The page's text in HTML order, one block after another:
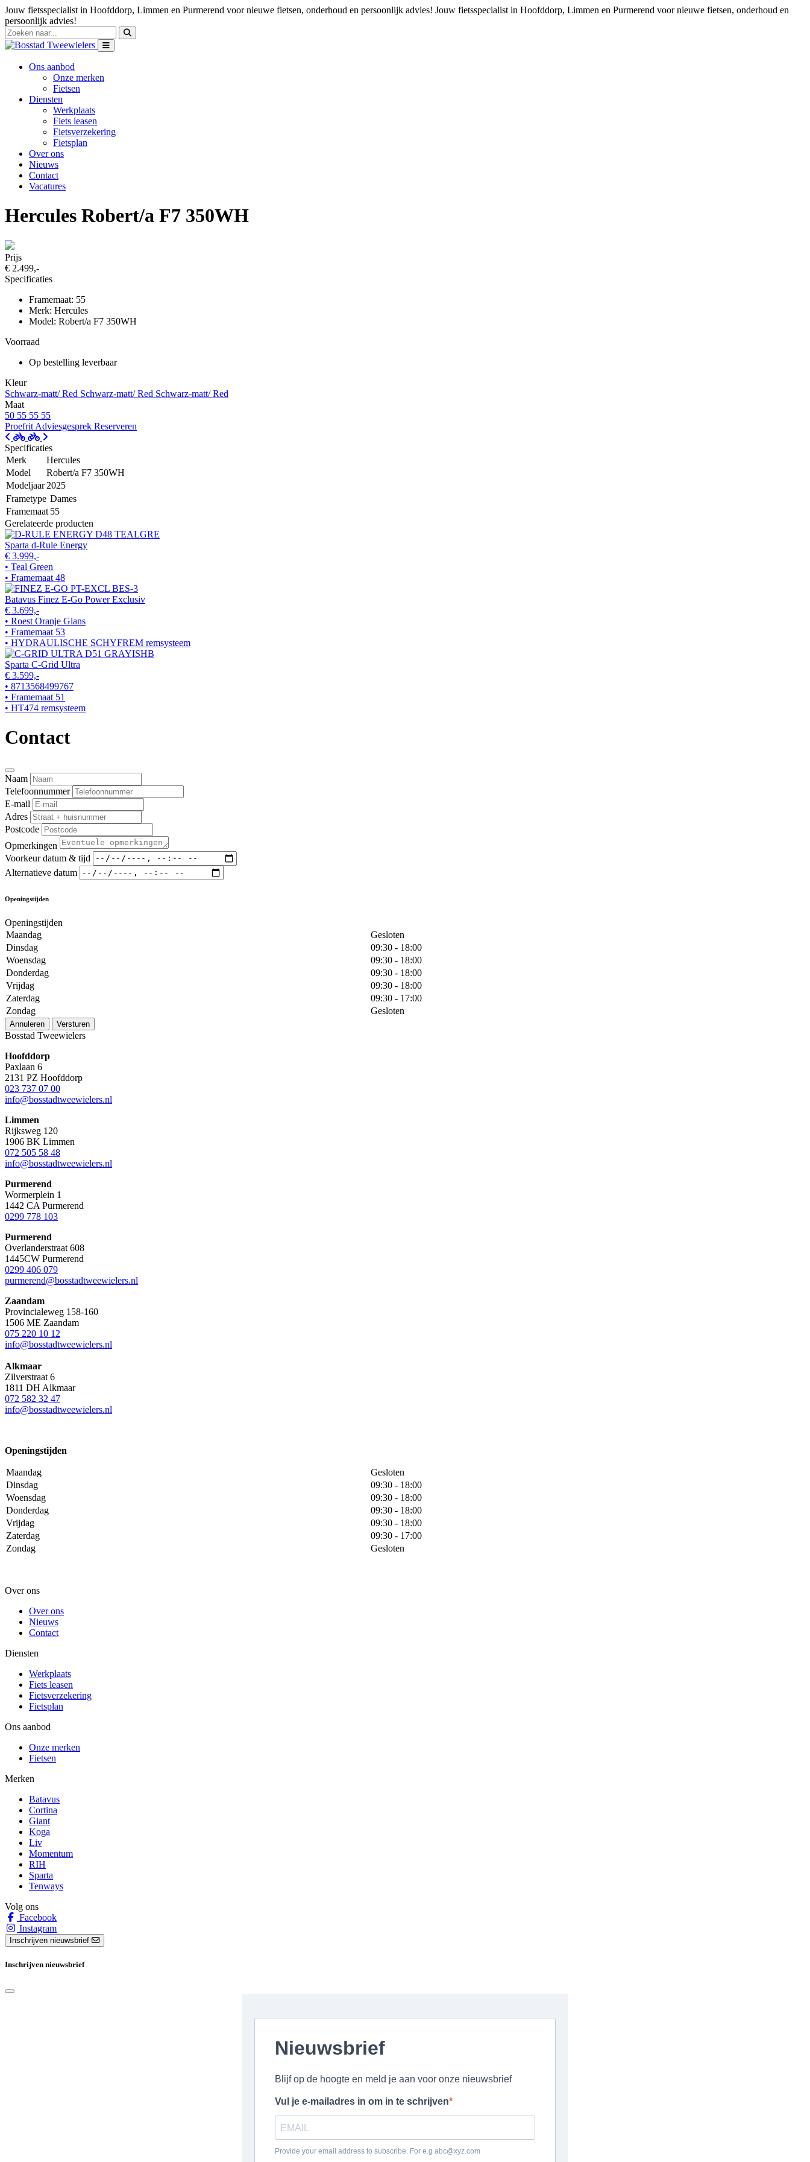
Jouw fietsspecialist in Hoofddorp, Limmen en Purmerend voor nieuwe fietsen, onderhoud en persoonlijk advies! Jouw fietsspecialist in Hoofddorp, Limmen en Purmerend voor nieuwe fietsen, onderhoud en
persoonlijk advies!
Ons aanbod
Onze merken
Fietsen
Diensten
Werkplaats
Fiets leasen
Fietsverzekering
Fietsplan
Over ons
Nieuws
Contact
Vacatures
Hercules Robert/a F7 350WH
Prijs
€ 2.499,-
Specificaties
Framemaat: 55
Merk: Hercules
Model: Robert/a F7 350WH
Voorraad
Op bestelling leverbaar
Kleur
Schwarz-matt/ Red Schwarz-matt/ Red Schwarz-matt/ Red
Maat
50 55 55 55
Proefrit Adviesgesprek Reserveren
Specificaties
Merk
Hercules
Model
Robert/a F7 350WH
Modeljaar 2025
Frametype Dames
Framemaat 55
Gerelateerde producten
Sparta d-Rule Energy
€ 3.999,-
• Teal Green
• Framemaat 48
Batavus Finez E-Go Power Exclusiv
€ 3.699,-
• Roest Oranje Glans
• Framemaat 53
• HYDRAULISCHE SCHYFREM remsysteem
Sparta C-Grid Ultra
€ 3.599,-
• 8713568499767
• Framemaat 51
• HT474 remsysteem
Contact
Naam
Telefoonnummer
E-mail
Adres
Postcode
Opmerkingen
Voorkeur datum & tijd
Alternatieve datum
Openingstijden
Openingstijden
Maandag
Gesloten
Dinsdag
09:30 - 18:00
Woensdag
09:30 - 18:00
Donderdag
09:30 - 18:00
Vrijdag
09:30 - 18:00
Zaterdag
09:30 - 17:00
Zondag
Gesloten
Annuleren Versturen
Bosstad Tweewielers
Hoofddorp
Paxlaan 6
2131 PZ Hoofddorp
023 737 07 00
info@bosstadtweewielers.nl
Limmen
Rijksweg 120
1906 BK Limmen
072 505 58 48
info@bosstadtweewielers.nl
Purmerend
Wormerplein 1
1442 CA Purmerend
0299 778 103
Purmerend
Overlanderstraat 608
1445CW Purmerend
0299 406 079
purmerend@bosstadtweewielers.nl
Zaandam
Provincialeweg 158-160
1506 ME Zaandam
075 220 10 12
info@bosstadtweewielers.nl
Alkmaar
Zilverstraat 6
1811 DH Alkmaar
072 582 32 47
info@bosstadtweewielers.nl
Openingstijden
Maandag
Gesloten
Dinsdag
09:30 - 18:00
Woensdag
09:30 - 18:00
Donderdag
09:30 - 18:00
Vrijdag
09:30 - 18:00
Zaterdag
09:30 - 17:00
Zondag
Gesloten
Over ons
Over ons
Nieuws
Contact
Diensten
Werkplaats
Fiets leasen
Fietsverzekering
Fietsplan
Ons aanbod
Onze merken
Fietsen
Merken
Batavus
Cortina
Giant
Koga
Liv
Momentum
RIH
Sparta
Tenways
Volg ons
Facebook
Instagram
Inschrijven nieuwsbrief
Inschrijven nieuwsbrief